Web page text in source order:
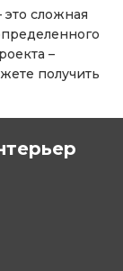
сложная
–
получить